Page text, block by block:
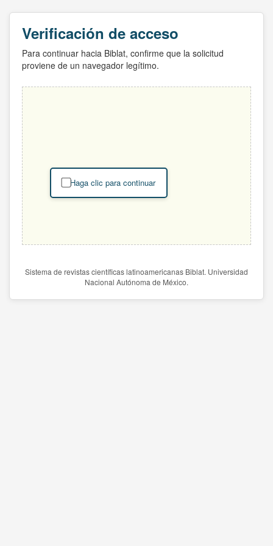
Verificación de acceso
Para continuar hacia Biblat, confirme que la solicitud
proviene de un navegador legítimo.
Haga clic para continuar
Sistema de revistas científicas latinoamericanas Biblat. Universidad
Nacional Autónoma de México.